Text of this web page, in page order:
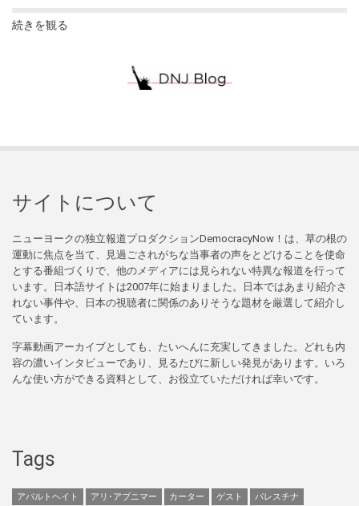
続きを観る
サイトについて
ニューヨークの独立報道プロダクションDemocracyNow！は、草の根の
運動に焦点を当て、見過ごされがちな当事者の声をとどけることを使命
とする番組づくりで、他のメディアには見られない特異な報道を行って
います。日本語サイトは2007年に始まりました。日本ではあまり紹介さ
れない事件や、日本の視聴者に関係のありそうな題材を厳選して紹介し
ています。
字幕動画アーカイブとしても、たいへんに充実してきました。どれも内
容の濃いインタビューであり、見るたびに新しい発見があります。いろ
んな使い方ができる資料として、お役立ていただければ幸いです。
Tags
アパルトヘイト アリ･アブニマー カーター ゲスト パレスチナ